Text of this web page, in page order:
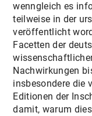
wenngleich es
teilweise in der
veröffentlicht
Facetten der
Nachwirkungen
insbesondere die
Editionen der
damit, warum